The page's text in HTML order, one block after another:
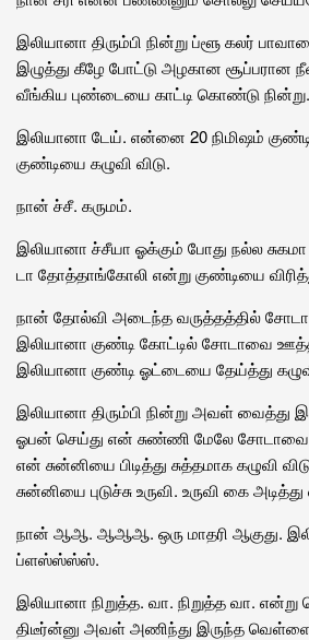
இலியானா திரும்பி நின்று ப்ளூ கலர்
இழுத்து கீழே போட்டு அழகான சூப்பரான
வீங்கிய புண்டையை காட்டி கொண்டு நின்று.
இலியானா டேய். என்னை 20 நிமிஷம்
குண்டியை கழுவி விடு.
நான் ச்சீ. கருமம்.
இலியானா ச்சீயா ஓக்கும் போது நல்ல சுகமா
டா தோத்தாங்கோலி என்று குண்டியை
நான் தோல்வி அடைந்த வருத்தத்தில் சோடா
இலியானா குண்டி கோட்டில் சோடாவை
இலியானா குண்டி ஓட்டையை தேய்த்து
இலியானா திரும்பி நின்று அவள் வைத்து
ஓபன் செய்து என் சுண்ணி மேலே
என் சுன்னியை பிடித்து சுத்தமாக கழுவி
சுன்னியை புடுச்சு உருவி. உருவி கை
நான் ஆஆ. ஆஆஆ. ஒரு மாதரி ஆகுது.
ப்ளஸ்ஸ்ஸ்ஸ்.
இலியானா நிறுத்த. வா. நிறுத்த வா.
திடீர்ன்னு அவள் அணிந்து இருந்த